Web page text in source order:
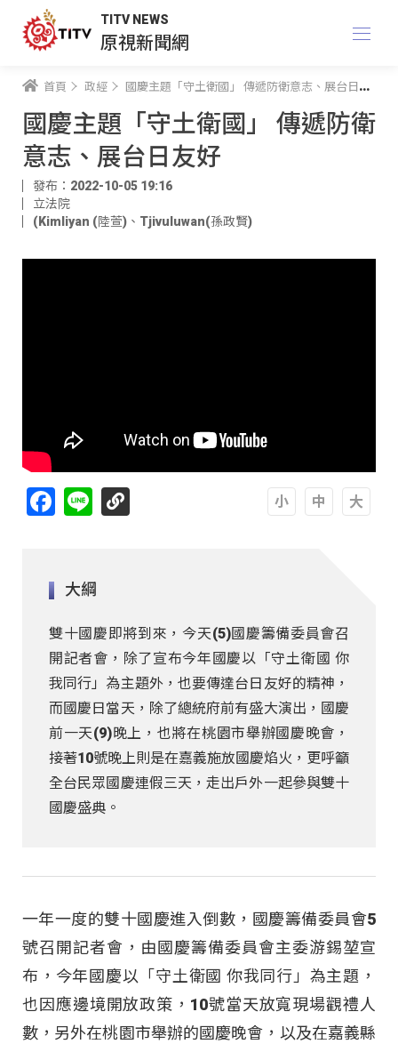
TITV NEWS
原視新聞網
首頁 政經 國慶主題「守土衛國」 傳遞防衛意志、展台日友好
國慶主題「守土衛國」 傳遞防衛
意志、展台日友好
發布：2022-10-05 19:16
立法院
(Kimliyan (陸萱) 、 Tjivuluwan(孫政賢)
Facebook
Line
大綱
雙十國慶即將到來，今天(5)國慶籌備委員會召
開記者會，除了宣布今年國慶以「守土衛國 你
我同行」為主題外，也要傳達台日友好的精神，
而國慶日當天，除了總統府前有盛大演出，國慶
前一天(9)晚上，也將在桃園市舉辦國慶晚會，
接著10號晚上則是在嘉義施放國慶焰火，更呼籲
全台民眾國慶連假三天，走出戶外一起參與雙十
國慶盛典。
一年一度的雙十國慶進入倒數，國慶籌備委員會5
號召開記者會，由國慶籌備委員會主委游錫堃宣
布，今年國慶以「守土衛國 你我同行」為主題，
也因應邊境開放政策，10號當天放寬現場觀禮人
數，另外在桃園市舉辦的國慶晚會，以及在嘉義縣